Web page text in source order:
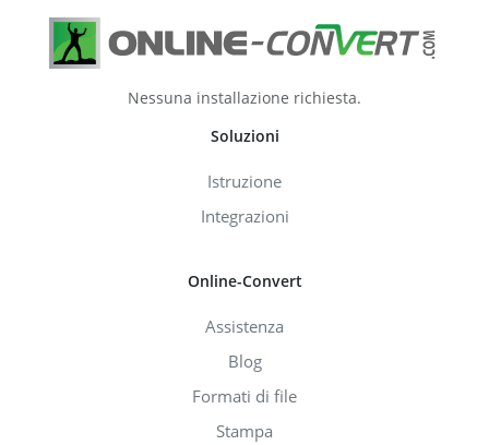
Nessuna installazione richiesta.
Soluzioni
Istruzione
Integrazioni
Online-Convert
Assistenza
Blog
Formati di file
Stampa